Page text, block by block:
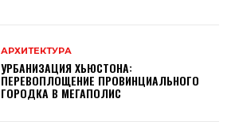
АРХИТЕКТУРА
УРБАНИЗАЦИЯ ХЬЮСТОНА:
ПЕРЕВОПЛОЩЕНИЕ ПРОВИНЦИАЛЬНОГО
ГОРОДКА В МЕГАПОЛИС